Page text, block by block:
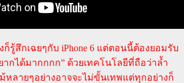
รู้สึกเฉยๆกับ iPhone 6 แต่ตอนนี้ต้องยอมรับ
ากได้มากกกก” ด้วยเทคโนโลยีที่ถือว่าล้ำ
หลายๆอย่างอาจจะไม่ขั้นเทพแต่ทุกอย่างก็